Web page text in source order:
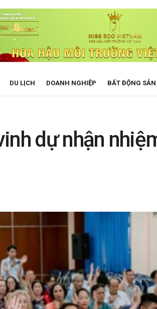
DU LỊCH DOANH NGHIỆP BẤT ĐỘNG SẢN
dự nhận